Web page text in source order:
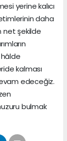
yerine kalıcı
daha
net şekilde
hâlde
kalması
edeceğiz.
bulmak